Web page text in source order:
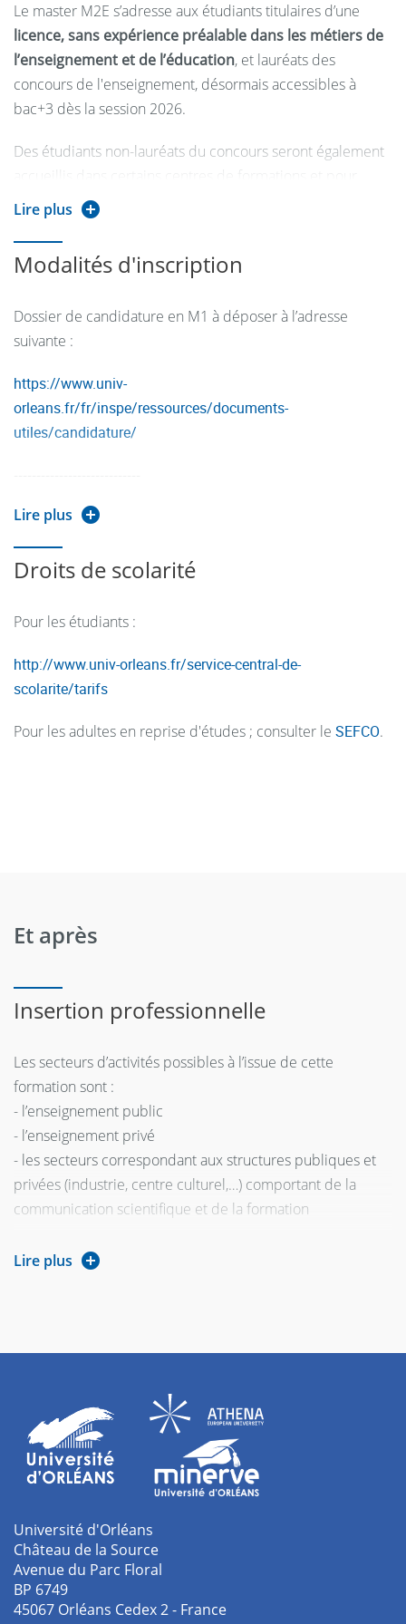
concours.
Des contenus pédagogiques et didactiques pour
enseigner l'EPS dans le 2d degré
Des connaissances pour comprendre le système
Le master M2E s’adresse aux étudiants titulaires d’une
licence, sans expérience préalable dans les métiers de
l’enseignement et de l’éducation, et lauréats des
concours de l'enseignement, désormais accessibles à
bac+3 dès la session 2026.
Des étudiants non-lauréats du concours seront également
certaines mentions.
Lire plus
Modalités d'inscription
Dossier de candidature en M1 à déposer à l’adresse
suivante :
https://www.univ-
orleans.fr/fr/inspe/ressources/documents-
utiles/candidature/
Dossier de candidature en M2 à demander à la scolarité :
https://ecandidat.univ-orleans.fr/
Lire plus
Droits de scolarité
Pour les étudiants :
http://www.univ-orleans.fr/service-central-de-
scolarite/tarifs
Pour les adultes en reprise d'études ; consulter le SEFCO.
Et après
Insertion professionnelle
Les secteurs d’activités possibles à l’issue de cette
formation sont :
- l’enseignement public
- l’enseignement privé
- les secteurs correspondant aux structures publiques et
privées (industrie, centre culturel,…) comportant de la
communication scientifique et de la formation
Métiers visés
- Coordonnateur socio-éducatif
- Responsable d’actions de prévention
Lire plus
Université d'Orléans
Château de la Source
Avenue du Parc Floral
BP 6749
45067 Orléans Cedex 2 - France